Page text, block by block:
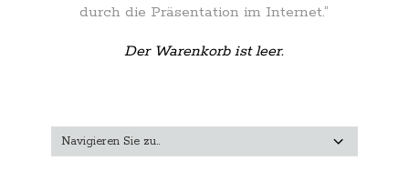
durch die Präsentation im Internet.”
Der Warenkorb ist leer.